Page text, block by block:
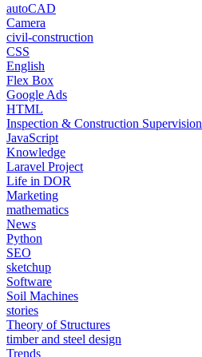
autoCAD
Camera
civil-construction
CSS
English
Flex Box
Google Ads
HTML
Inspection & Construction Supervision
JavaScript
Knowledge
Laravel Project
Life in DOR
Marketing
mathematics
News
Python
SEO
sketchup
Software
Soil Machines
stories
Theory of Structures
timber and steel design
Trends